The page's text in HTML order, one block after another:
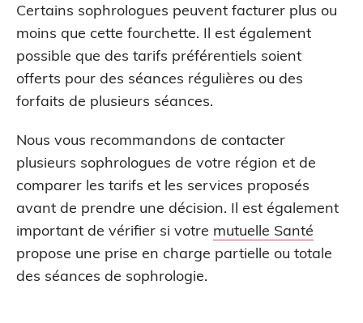
Certains sophrologues peuvent facturer plus ou
moins que cette fourchette. Il est également
possible que des tarifs préférentiels soient
offerts pour des séances régulières ou des
forfaits de plusieurs séances.
Nous vous recommandons de contacter
plusieurs sophrologues de votre région et de
comparer les tarifs et les services proposés
avant de prendre une décision. Il est également
important de vérifier si votre mutuelle Santé
propose une prise en charge partielle ou totale
des séances de sophrologie.